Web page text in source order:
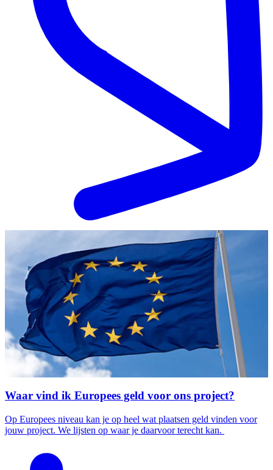
Waar vind ik Europees geld voor ons project?
Op Europees niveau kan je op heel wat plaatsen geld vinden voor
jouw project. We lijsten op waar je daarvoor terecht kan.